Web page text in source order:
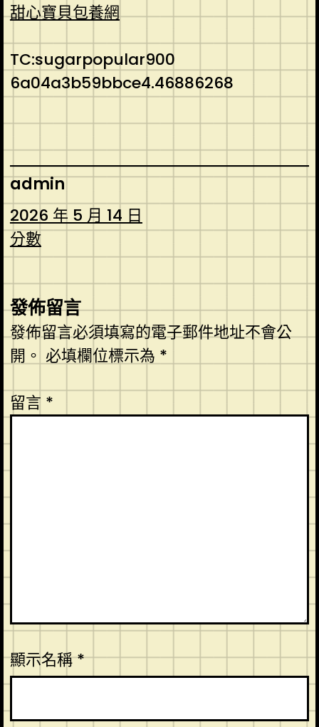
甜心寶貝包養網
TC:sugarpopular900
6a04a3b59bbce4.46886268
admin
2026 年 5 月 14 日
分數
發佈留言
發佈留言必須填寫的電子郵件地址不會公
開。 必填欄位標示為 *
留言 *
顯示名稱*